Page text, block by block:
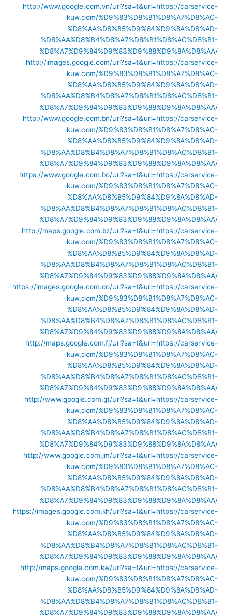
http://www.google.com.vn/url?sa=t&url=https://carservice-
kuw.com/%D9%83%D8%B1%D8%A7%D8%AC-
%D8%AA%D8%B5%D9%84%D9%8A%D8%AD-
%D8%AA%D8%B4%D8%A7%D8%B1%D8%AC%D8%B1-
%D8%A7%D9%84%D9%83%D9%88%D9%8A%D8%AA/
http://images.google.com/url?sa=t&url=https://carservice-
kuw.com/%D9%83%D8%B1%D8%A7%D8%AC-
%D8%AA%D8%B5%D9%84%D9%8A%D8%AD-
%D8%AA%D8%B4%D8%A7%D8%B1%D8%AC%D8%B1-
%D8%A7%D9%84%D9%83%D9%88%D9%8A%D8%AA/
http://www.google.com.bn/url?sa=t&url=https://carservice-
kuw.com/%D9%83%D8%B1%D8%A7%D8%AC-
%D8%AA%D8%B5%D9%84%D9%8A%D8%AD-
%D8%AA%D8%B4%D8%A7%D8%B1%D8%AC%D8%B1-
%D8%A7%D9%84%D9%83%D9%88%D9%8A%D8%AA/
https://www.google.com.bo/url?sa=t&url=https://carservice-
kuw.com/%D9%83%D8%B1%D8%A7%D8%AC-
%D8%AA%D8%B5%D9%84%D9%8A%D8%AD-
%D8%AA%D8%B4%D8%A7%D8%B1%D8%AC%D8%B1-
%D8%A7%D9%84%D9%83%D9%88%D9%8A%D8%AA/
http://maps.google.com.bz/url?sa=t&url=https://carservice-
kuw.com/%D9%83%D8%B1%D8%A7%D8%AC-
%D8%AA%D8%B5%D9%84%D9%8A%D8%AD-
%D8%AA%D8%B4%D8%A7%D8%B1%D8%AC%D8%B1-
%D8%A7%D9%84%D9%83%D9%88%D9%8A%D8%AA/
https://images.google.com.do/url?sa=t&url=https://carservice-
kuw.com/%D9%83%D8%B1%D8%A7%D8%AC-
%D8%AA%D8%B5%D9%84%D9%8A%D8%AD-
%D8%AA%D8%B4%D8%A7%D8%B1%D8%AC%D8%B1-
%D8%A7%D9%84%D9%83%D9%88%D9%8A%D8%AA/
http://maps.google.com.fj/url?sa=t&url=https://carservice-
kuw.com/%D9%83%D8%B1%D8%A7%D8%AC-
%D8%AA%D8%B5%D9%84%D9%8A%D8%AD-
%D8%AA%D8%B4%D8%A7%D8%B1%D8%AC%D8%B1-
%D8%A7%D9%84%D9%83%D9%88%D9%8A%D8%AA/
http://www.google.com.gt/url?sa=t&url=https://carservice-
kuw.com/%D9%83%D8%B1%D8%A7%D8%AC-
%D8%AA%D8%B5%D9%84%D9%8A%D8%AD-
%D8%AA%D8%B4%D8%A7%D8%B1%D8%AC%D8%B1-
%D8%A7%D9%84%D9%83%D9%88%D9%8A%D8%AA/
http://www.google.com.jm/url?sa=t&url=https://carservice-
kuw.com/%D9%83%D8%B1%D8%A7%D8%AC-
%D8%AA%D8%B5%D9%84%D9%8A%D8%AD-
%D8%AA%D8%B4%D8%A7%D8%B1%D8%AC%D8%B1-
%D8%A7%D9%84%D9%83%D9%88%D9%8A%D8%AA/
https://images.google.com.kh/url?sa=t&url=https://carservice-
kuw.com/%D9%83%D8%B1%D8%A7%D8%AC-
%D8%AA%D8%B5%D9%84%D9%8A%D8%AD-
%D8%AA%D8%B4%D8%A7%D8%B1%D8%AC%D8%B1-
%D8%A7%D9%84%D9%83%D9%88%D9%8A%D8%AA/
http://maps.google.com.kw/url?sa=t&url=https://carservice-
kuw.com/%D9%83%D8%B1%D8%A7%D8%AC-
%D8%AA%D8%B5%D9%84%D9%8A%D8%AD-
%D8%AA%D8%B4%D8%A7%D8%B1%D8%AC%D8%B1-
%D8%A7%D9%84%D9%83%D9%88%D9%8A%D8%AA/